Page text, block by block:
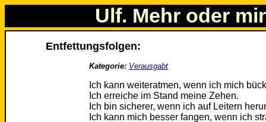
Ulf. Mehr oder
Entfettungsfolgen:
Kategorie: Verausgabt
Ich kann weiteratmen, wenn ich mich
Ich erreiche im Stand meine Zehen.
Ich bin sicherer, wenn ich auf Leitern
Ich kann mich besser fangen, wenn ich